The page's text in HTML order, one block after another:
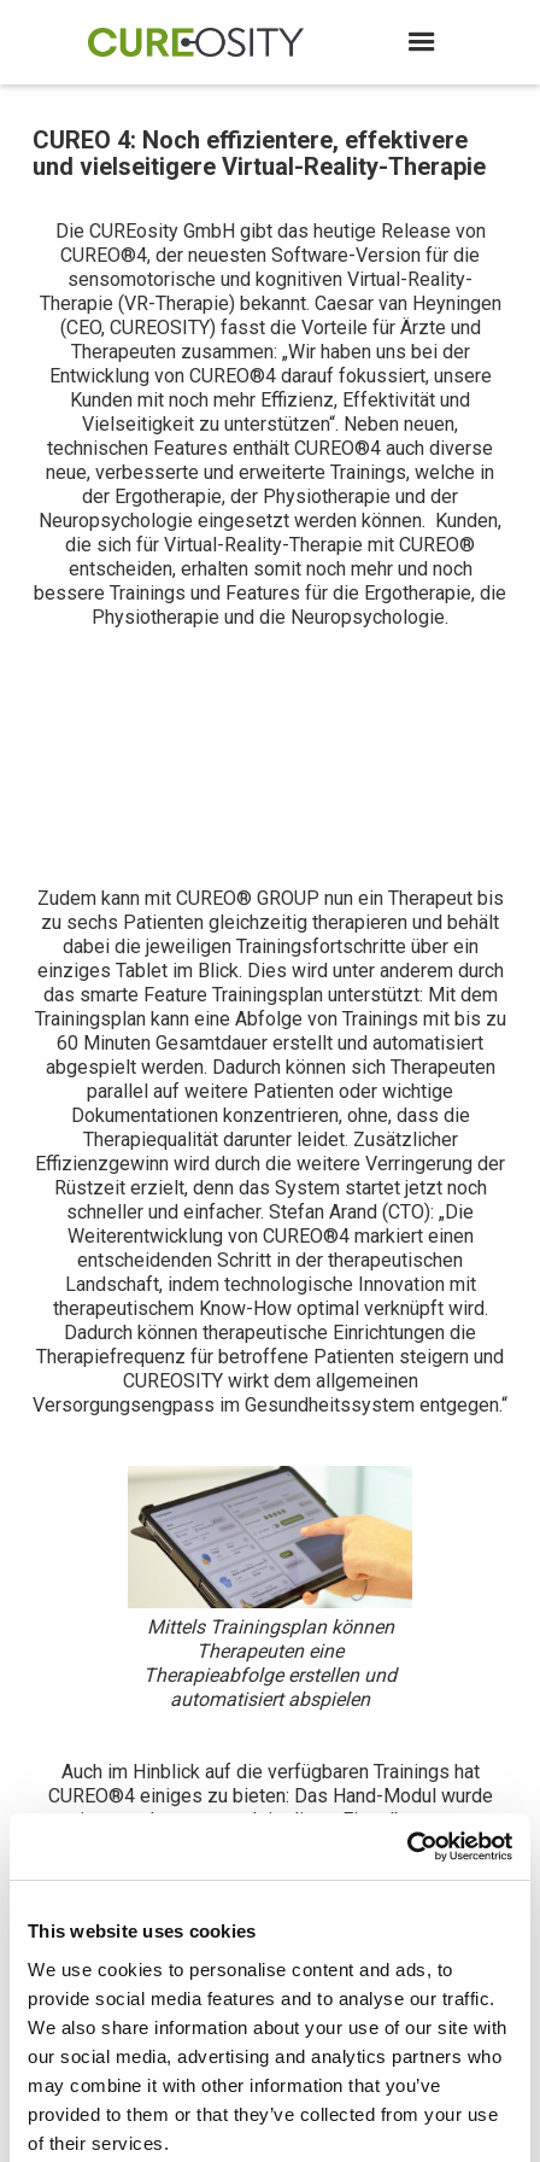
This website uses cookies
We use cookies to personalise content and ads, to
provide social media features and to analyse our traffic.
We also share information about your use of our site with
our social media, advertising and analytics partners who
may combine it with other information that you’ve
provided to them or that they’ve collected from your use
of their services.
CUREO 4: Noch effizientere, effektivere
und vielseitigere Virtual-Reality-Therapie
Die CUREosity GmbH gibt das heutige Release von
CUREO®4, der neuesten Software-Version für die
sensomotorische und kognitiven Virtual-Reality-
Therapie (VR-Therapie) bekannt. Caesar van Heyningen
(CEO, CUREOSITY) fasst die Vorteile für Ärzte und
Therapeuten zusammen: „Wir haben uns bei der
Entwicklung von CUREO®4 darauf fokussiert, unsere
Kunden mit noch mehr Effizienz, Effektivität und
Vielseitigkeit zu unterstützen“. Neben neuen,
technischen Features enthält CUREO®4 auch diverse
neue, verbesserte und erweiterte Trainings, welche in
der Ergotherapie, der Physiotherapie und der
Neuropsychologie eingesetzt werden können. Kunden,
die sich für Virtual-Reality-Therapie mit CUREO®
entscheiden, erhalten somit noch mehr und noch
bessere Trainings und Features für die Ergotherapie, die
Physiotherapie und die Neuropsychologie.
Zudem kann mit CUREO® GROUP nun ein Therapeut bis
zu sechs Patienten gleichzeitig therapieren und behält
dabei die jeweiligen Trainingsfortschritte über ein
einziges Tablet im Blick. Dies wird unter anderem durch
das smarte Feature Trainingsplan unterstützt: Mit dem
Trainingsplan kann eine Abfolge von Trainings mit bis zu
60 Minuten Gesamtdauer erstellt und automatisiert
abgespielt werden. Dadurch können sich Therapeuten
parallel auf weitere Patienten oder wichtige
Dokumentationen konzentrieren, ohne, dass die
Therapiequalität darunter leidet. Zusätzlicher
Effizienzgewinn wird durch die weitere Verringerung der
Rüstzeit erzielt, denn das System startet jetzt noch
schneller und einfacher. Stefan Arand (CTO): „Die
Weiterentwicklung von CUREO®4 markiert einen
entscheidenden Schritt in der therapeutischen
Landschaft, indem technologische Innovation mit
therapeutischem Know-How optimal verknüpft wird.
Dadurch können therapeutische Einrichtungen die
Therapiefrequenz für betroffene Patienten steigern und
CUREOSITY wirkt dem allgemeinen
Versorgungsengpass im Gesundheitssystem entgegen.“
Mittels Trainingsplan können
Therapeuten eine
Therapieabfolge erstellen und
automatisiert abspielen
Auch im Hinblick auf die verfügbaren Trainings hat
CUREO®4 einiges zu bieten: Das Hand-Modul wurde
erweitert, sodass nun auch isolierte Einzelbewegungen
(Supination, Extension und das Öffnen der Hand) sowie
Hand-Kombinationsbewegungen für höhere
wird CUREO® jetzt noch relevanter für den Einsatz bei
Neglect-PatientInnen. Im ADL-Modul wurde viel Wert
auf die weitere Verbesserung der Bewegungshandlung
und Handlungsplanung gelegt.